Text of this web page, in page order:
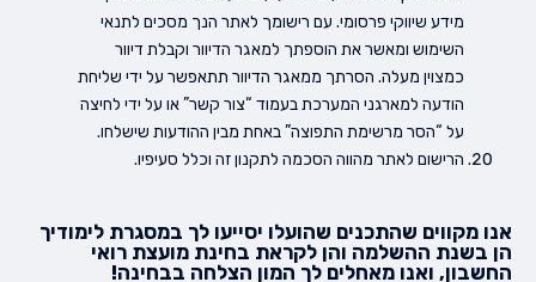
מידע שיווקי פרסומי. עם רישומך לאתר הנך מסכים לתנאי
השימוש ומאשר את הוספתך למאגר הדיוור וקבלת דיוור
כמצוין מעלה. הסרתך ממאגר הדיוור תתאפשר על ידי שליחת
הודעה למארגני המערכת בעמוד “צור קשר” או על ידי לחיצה
על “הסר מרשימת התפוצה” באחת מבין ההודעות שישלחו.
הרישום לאתר מהווה הסכמה לתקנון זה וכלל סעיפיו.
אנו מקווים שהתכנים שהועלו יסייעו לך במסגרת לימודיך
הן בשנת ההשלמה והן לקראת בחינת מועצת רואי
החשבון, ואנו מאחלים לך המון הצלחה בבחינה!